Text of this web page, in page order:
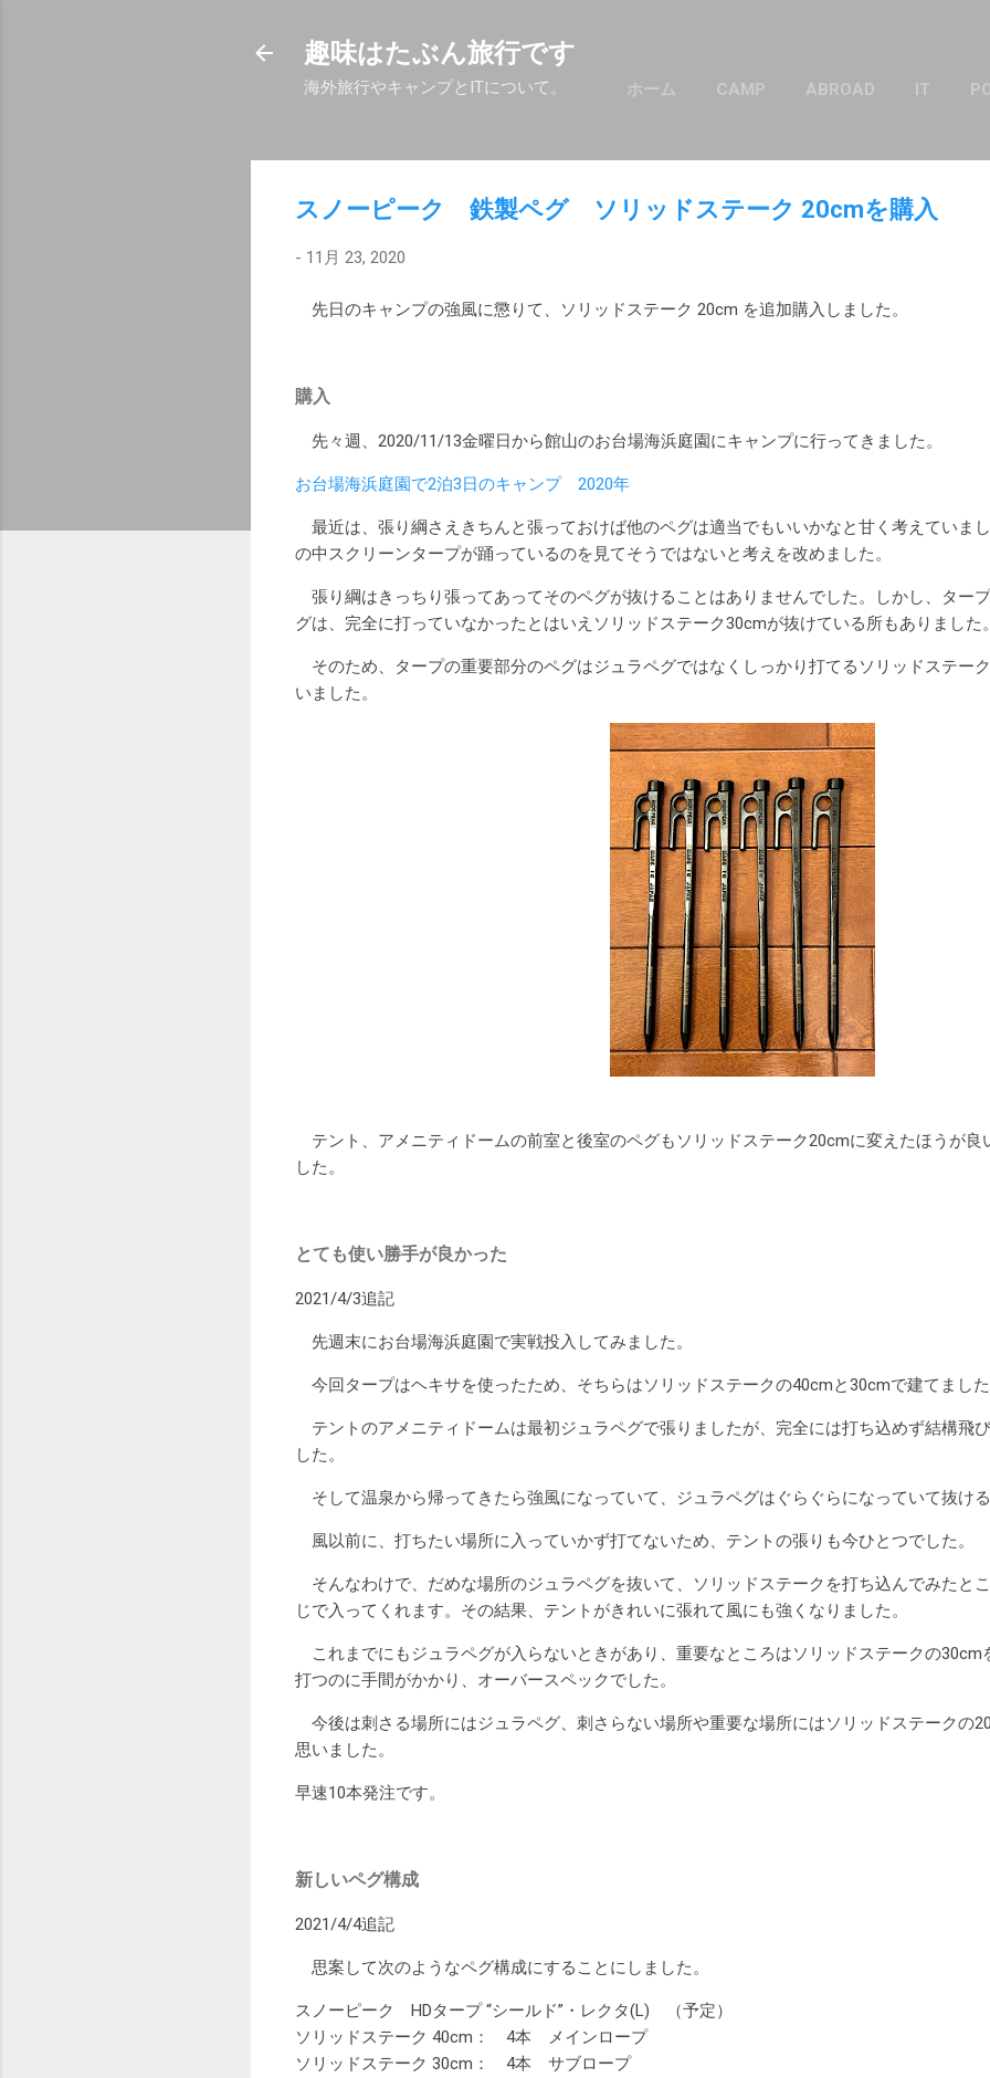
趣味はたぶん旅行です
海外旅行やキャンプとITについて。 ホーム CAMP ABROAD IT
スノーピーク 鉄製ペグ ソリッドステーク 20cmを購入
- 11月 23, 2020
先日のキャンプの強風に懲りて、ソリッドステーク 20cm を追加購入しました。
購入
先々週、2020/11/13金曜日から館山のお台場海浜庭園にキャンプに行ってきました。
お台場海浜庭園で2泊3日のキャンプ 2020年
最近は、張り綱さえきちんと張っておけば他のペグは適当でもいいかなと甘く考えていま
の中スクリーンタープが踊っているのを見てそうではないと考えを改めました。
張り綱はきっちり張ってあってそのペグが抜けることはありませんでした。しかし、ター
グは、完全に打っていなかったとはいえソリッドステーク30cmが抜けている所もありました。
そのため、タープの重要部分のペグはジュラペグではなくしっかり打てるソリッドステー
いました。
テント、アメニティドームの前室と後室のペグもソリッドステーク20cmに変えたほうが良
した。
とても使い勝手が良かった
2021/4/3追記
先週末にお台場海浜庭園で実戦投入してみました。
今回タープはヘキサを使ったため、そちらはソリッドステークの40cmと30cmで建てました
テントのアメニティドームは最初ジュラペグで張りましたが、完全には打ち込めず結構飛
した。
そして温泉から帰ってきたら強風になっていて、ジュラペグはぐらぐらになっていて抜ける
風以前に、打ちたい場所に入っていかず打てないため、テントの張りも今ひとつでした。
そんなわけで、だめな場所のジュラペグを抜いて、ソリッドステークを打ち込んでみたと
じで入ってくれます。その結果、テントがきれいに張れて風にも強くなりました。
これまでにもジュラペグが入らないときがあり、重要なところはソリッドステークの30cm
打つのに手間がかかり、オーバースペックでした。
今後は刺さる場所にはジュラペグ、刺さらない場所や重要な場所にはソリッドステークの
思いました。
早速10本発注です。
新しいペグ構成
2021/4/4追記
思案して次のようなペグ構成にすることにしました。
スノーピーク HDタープ “シールド”・レクタ(L) （予定）
ソリッドステーク 40cm： 4本 メインロープ
ソリッドステーク 30cm： 4本 サブロープ